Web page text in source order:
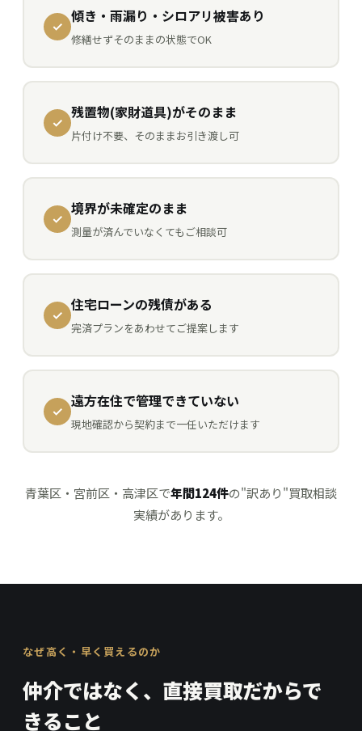
傾き・雨漏り・シロアリ被害あり
修繕せずそのままの状態でOK
残置物(家財道具)がそのまま
片付け不要、そのままお引き渡し可
境界が未確定のまま
測量が済んでいなくてもご相談可
住宅ローンの残債がある
完済プランをあわせてご提案します
遠方在住で管理できていない
現地確認から契約まで一任いただけます
青葉区・宮前区・高津区で年間124件の"訳あり"買取相談
実績があります。
なぜ高く・早く買えるのか
仲介ではなく、直接買取だからで
きること